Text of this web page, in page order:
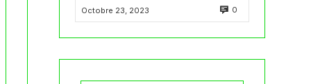
Octobre 23, 2023 0